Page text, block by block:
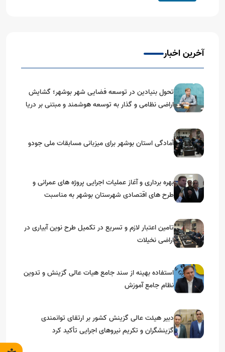
آخرین اخبار
تحول بنیادین در توسعه فضایی شهر بوشهر؛ گشایش
اراضی نظامی و گذار به توسعه هوشمند و مبتنی بر دریا
آمادگی استان بوشهر برای میزبانی مسابقات ملی جودو
بهره برداری و آغاز عملیات اجرایی پروژه های عمرانی و
طرح های اقتصادی شهرستان بوشهر به مناسبت
تامین اعتبار لازم و تسریع در تکمیل طرح نوین آبیاری در
اراضی نخیلات
استفاده بهینه از سند جامع هیات عالی گزینش و‌ تدوین
نظام جامع آموزش
دبیر هیئت عالی گزینش کشور بر ارتقای توانمندی
گزینشگران و تکریم نیروهای اجرایی تأکید کرد